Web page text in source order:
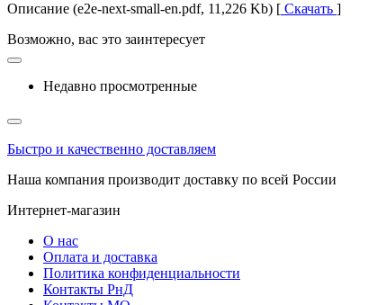
Описание (e2e-next-small-en.pdf, 11,226 Kb) [ Скачать ]
Возможно, вас это заинтересует
Недавно просмотренные
Быстро и качественно доставляем
Наша компания производит доставку по всей России
Интернет-магазин
О нас
Оплата и доставка
Политика конфиденциальности
Контакты РнД